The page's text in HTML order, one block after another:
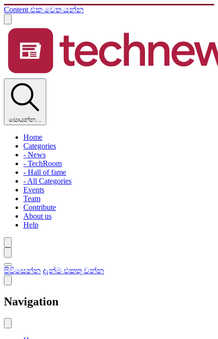
Content එක වෙත යන්න
සොයන්න...
Home
Categories
- News
- TechRoom
- Hall of fame
- All Categories
Events
Team
Contribute
About us
Help
පිවිසෙන්න දැන්ම එකතු වන්න
Navigation